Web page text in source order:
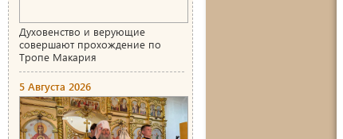
Духовенство и верующие
совершают прохождение по
Тропе Макария
5 Августа 2026